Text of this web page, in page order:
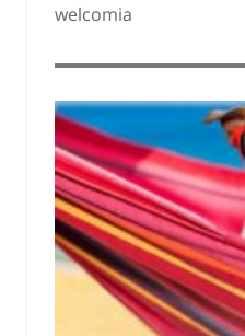
welcomia